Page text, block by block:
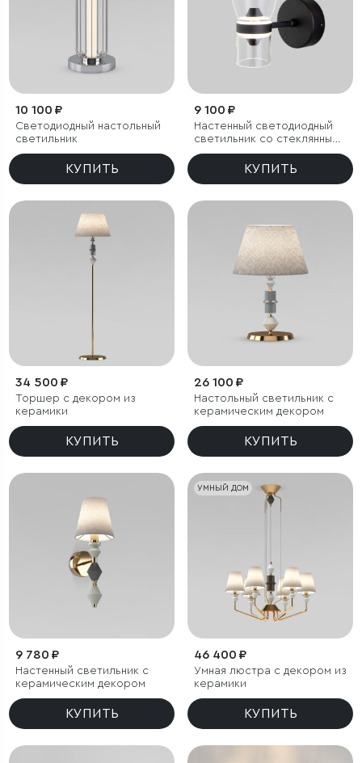
10 100 ₽
Светодиодный настольный
светильник
КУПИТЬ
9 100 ₽
Настенный светодиодный
светильник со стеклянным
плафоном
КУПИТЬ
34 500 ₽
Торшер с декором из
керамики
КУПИТЬ
26 100 ₽
Настольный светильник с
керамическим декором
КУПИТЬ
9 780 ₽
Настенный светильник с
керамическим декором
КУПИТЬ
УМНЫЙ ДОМ
46 400 ₽
Умная люстра с декором из
керамики
КУПИТЬ